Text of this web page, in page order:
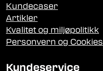
Kundecaser
Artikler
Kvalitet og miljøpolitikk
Personvern og Cookies
Kundeservice